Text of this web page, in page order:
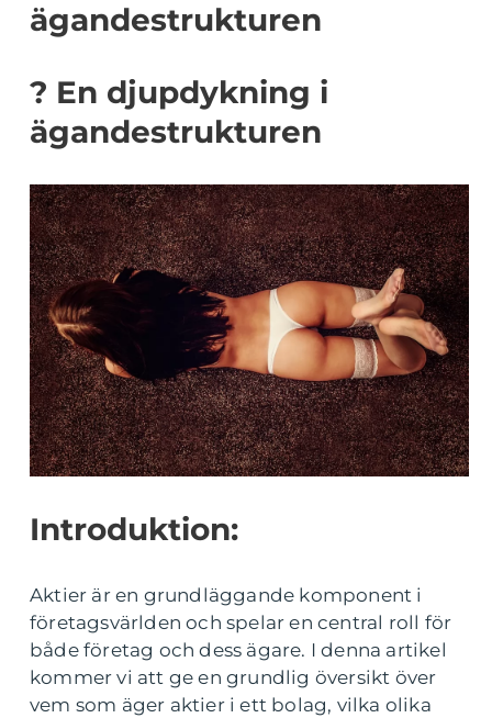
ägandestrukturen
? En djupdykning i
ägandestrukturen
Introduktion:
Aktier är en grundläggande komponent i
företagsvärlden och spelar en central roll för
både företag och dess ägare. I denna artikel
kommer vi att ge en grundlig översikt över
vem som äger aktier i ett bolag, vilka olika